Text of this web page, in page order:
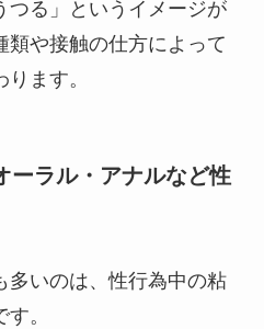
つる」というイメージが
類や接触の仕方によって
ます。
ーラル・アナルなど性
多いのは、性行為中の粘
。